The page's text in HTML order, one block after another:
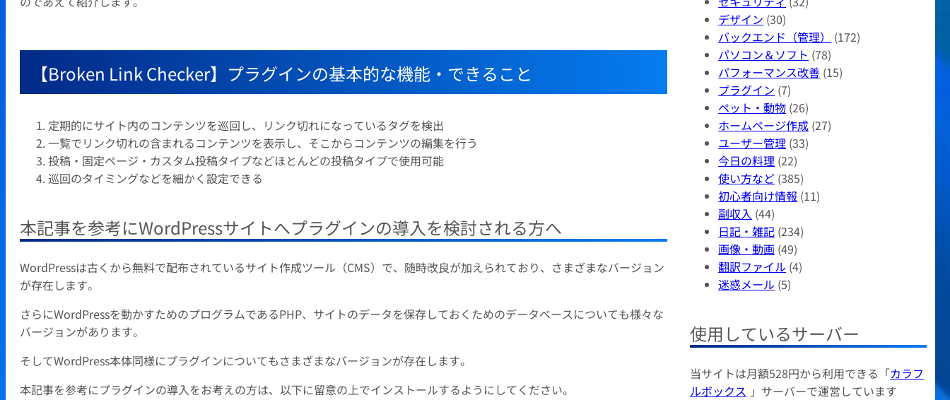
【Broken Link Checker】プラグインの基本的な機能・できること
定期的にサイト内のコンテンツを巡回し、リンク切れになっているタグを検出
一覧でリンク切れの含まれるコンテンツを表示し、そこからコンテンツの編集を行う
投稿・固定ページ・カスタム投稿タイプなどほとんどの投稿タイプで使用可能
巡回のタイミングなどを細かく設定できる
本記事を参考にWordPressサイトへプラグインの導入を検討される方へ
WordPressは古くから無料で配布されているサイト作成ツール（CMS）で、随時改良が加えられており、さまざまなバージョン
が存在します。
さらにWordPressを動かすためのプログラムであるPHP、サイトのデータを保存しておくためのデータベースについても様々な
バージョンがあります。
そしてWordPress本体同様にプラグインについてもさまざまなバージョンが存在します。
本記事を参考にプラグインの導入をお考えの方は、以下に留意の上でインストールするようにしてください。
デザイン (30)
バックエンド（管理）
(172)
パソコン＆ソフト (78)
パフォーマンス改善 (15)
プラグイン (7)
ペット・動物 (26)
ホームページ作成 (27)
ユーザー管理 (33)
今日の料理 (22)
使い方など (385)
初心者向け情報 (11)
副収入 (44)
日記・雑記 (234)
画像・動画 (49)
翻訳ファイル (4)
迷惑メール (5)
使用しているサーバー
当サイトは月額528円から利用できる「カラフ
ルボックス 」サーバーで運営しています